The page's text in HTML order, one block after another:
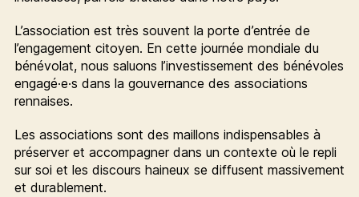
L’association est très souvent la porte d’entrée de
l’engagement citoyen. En cette journée mondiale du
bénévolat, nous saluons l’investissement des bénévoles
engagé·e·s dans la gouvernance des associations
rennaises.
Les associations sont des maillons indispensables à
préserver et accompagner dans un contexte où le repli
sur soi et les discours haineux se diffusent massivement
et durablement.